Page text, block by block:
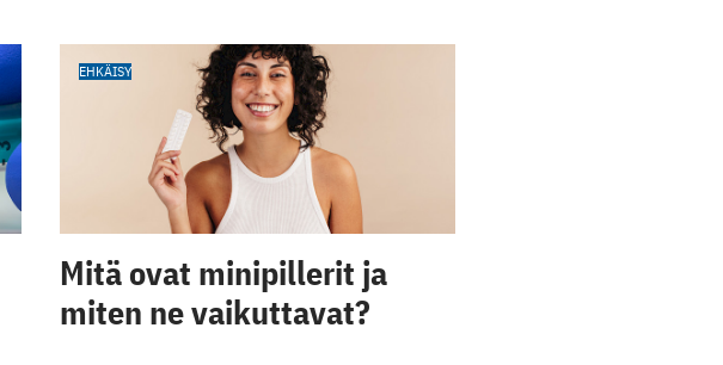
EHKÄISY
Mitä ovat minipillerit ja
miten ne vaikuttavat?